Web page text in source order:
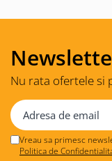
Nu rata ofertele si
Vreau sa primesc
Politica de